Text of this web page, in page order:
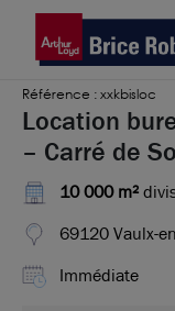
Référence : xxkbisloc
Location
– Carré de
10 000 m²
69120 Vaulx-
Immédiate